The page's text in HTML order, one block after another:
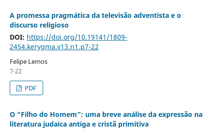
A promessa pragmática da televisão adventista e o
discurso religioso
DOI: https://doi.org/10.19141/1809-
2454.kerygma.v13.n1.p7-22
Felipe Lemos
7-22
PDF
O “Filho do Homem”: uma breve análise da expressão na
literatura judaica antiga e cristã primitiva